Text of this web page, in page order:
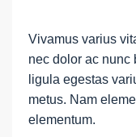
Vivamus varius
nec dolor ac nunc
ligula egestas
metus. Nam
elementum.